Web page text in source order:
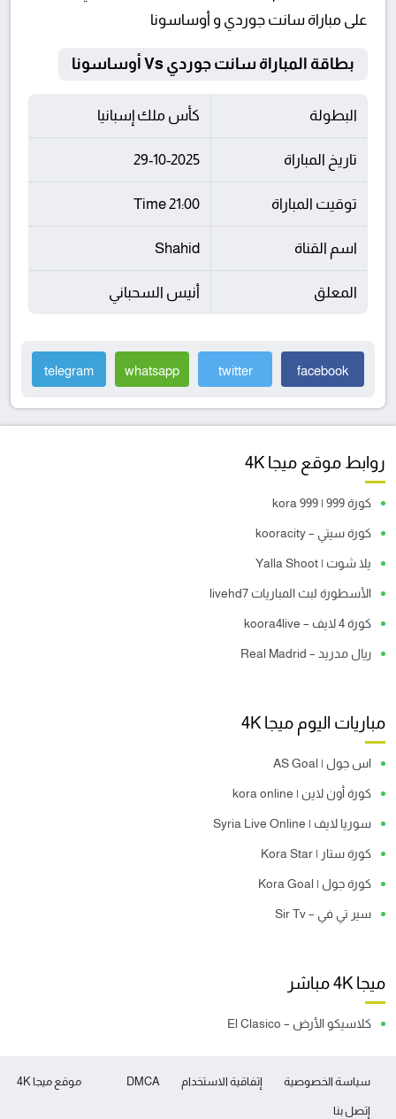
على مباراة سانت جوردي و أوساسونا
بطاقة المباراة سانت جوردي Vs أوساسونا
البطولة كأس ملك إسبانيا
تاريخ المباراة 29-10-2025
توقيت المباراة 21:00 Time
اسم القناة Shahid
المعلق أنيس السحباني
facebook
twitter
whatsapp
telegram
روابط موقع ميجا 4K
كورة 999 | kora 999
كورة سيتي – kooracity
يلا شوت | Yalla Shoot
الأسطورة لبث المباريات livehd7
كورة 4 لايف – koora4live
ريال مدريد – Real Madrid
مباريات اليوم ميجا 4K
اس جول | AS Goal
كورة أون لاين | kora online
سوريا لايف | Syria Live Online
كورة ستار | Kora Star
كورة جول | Kora Goal
سير تي في – Sir Tv
ميجا 4K مباشر
كلاسيكو الأرض – El Clasico
موقع ميجا 4K سياسة الخصوصية إتفاقية الاستخدام DMCA
إتصل بنا